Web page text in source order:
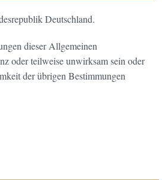
Deutschland.
dieser Allgemeinen
oder teilweise unwirksam sein oder
der übrigen Bestimmungen